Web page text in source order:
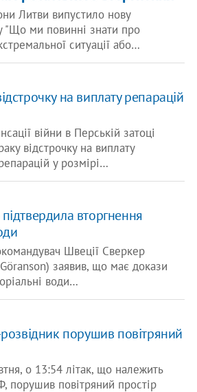
Литви випустило нову
"Що ми повинні знати про
ситуації або…
на виплату репарацій
війни в Перській затоці
відстрочку на виплату
у розмірі…
вторгнення
Швеції Сверкер
заявив, що має докази
води…
розвідник порушив повітряний
о 13:54 літак, що належить
повітряний простір